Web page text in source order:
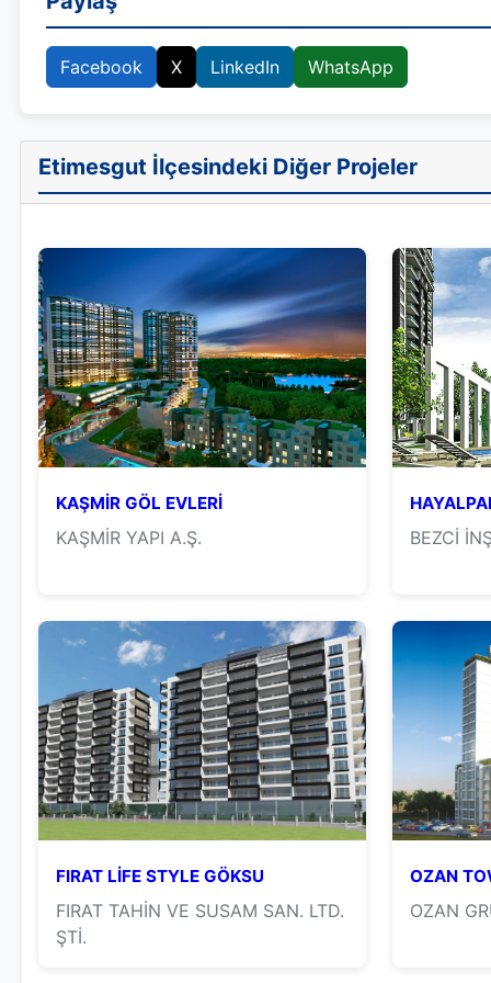
Facebook X LinkedIn WhatsApp
Etimesgut İlçesindeki Diğer Projeler
KAŞMİR GÖL EVLERİ
KAŞMİR YAPI A.Ş. BEZCİ
FIRAT LİFE STYLE GÖKSU
FIRAT TAHİN VE SUSAM SAN. LTD.
ŞTİ.
OZAN
OZAN